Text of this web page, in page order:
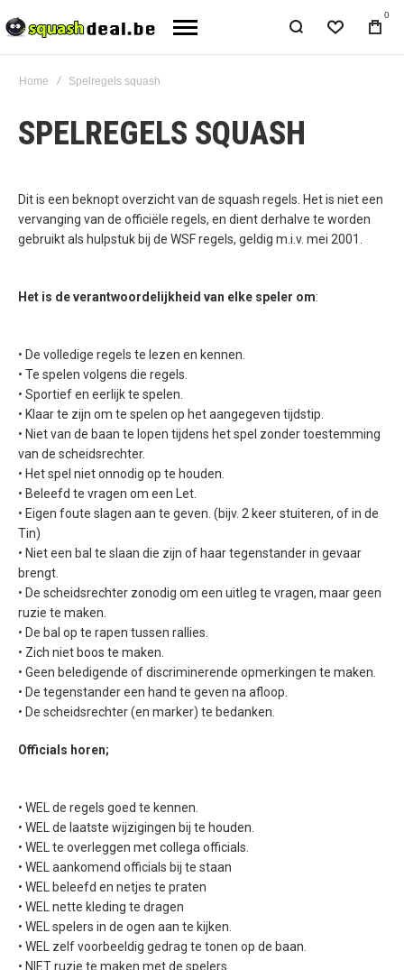
0
Home Spelregels squash
SPELREGELS SQUASH
Dit is een beknopt overzicht van de squash regels. Het is niet een
vervanging van de officiële regels, en dient derhalve te worden
gebruikt als hulpstuk bij de WSF regels, geldig m.i.v. mei 2001.
Het is de verantwoordelijkheid van elke speler om:
• De volledige regels te lezen en kennen.
• Te spelen volgens die regels.
• Sportief en eerlijk te spelen.
• Klaar te zijn om te spelen op het aangegeven tijdstip.
• Niet van de baan te lopen tijdens het spel zonder toestemming
van de scheidsrechter.
• Het spel niet onnodig op te houden.
• Beleefd te vragen om een Let.
• Eigen foute slagen aan te geven. (bijv. 2 keer stuiteren, of in de
Tin)
• Niet een bal te slaan die zijn of haar tegenstander in gevaar
brengt.
• De scheidsrechter zonodig om een uitleg te vragen, maar geen
ruzie te maken.
• De bal op te rapen tussen rallies.
• Zich niet boos te maken.
• Geen beledigende of discriminerende opmerkingen te maken.
• De tegenstander een hand te geven na afloop.
• De scheidsrechter (en marker) te bedanken.
Officials horen;
• WEL de regels goed te kennen.
• WEL de laatste wijzigingen bij te houden.
• WEL te overleggen met collega officials.
• WEL aankomend officials bij te staan
• WEL beleefd en netjes te praten
• WEL nette kleding te dragen
• WEL spelers in de ogen aan te kijken.
• WEL zelf voorbeeldig gedrag te tonen op de baan.
• NIET ruzie te maken met de spelers.